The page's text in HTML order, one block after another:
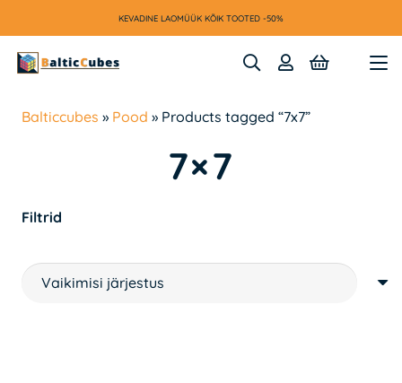
KEVADINE LAOMÜÜK KÕIK TOOTED -50%
Balticcubes » Pood » Products tagged “7x7”
7×7
Filtrid